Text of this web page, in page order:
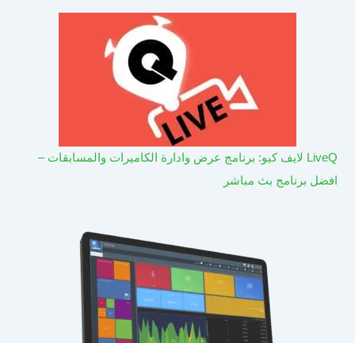
LiveQ لايف كيو: برنامج عرض وادارة الكاميرات والمسابقات –
افضل برنامج بث مباشر